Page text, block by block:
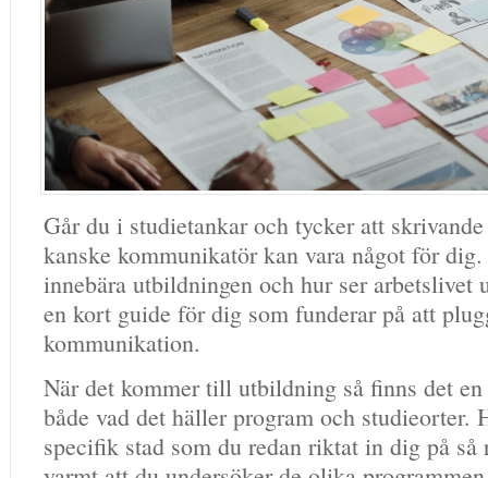
Går du i studietankar och tycker att
kanske kommunikatör kan vara något för
innebära utbildningen och hur ser arbetslivet
en kort guide för dig som funderar på att
kommunikation.
När det kommer till utbildning så finns det
både vad det häller program och studieorter.
specifik stad som du redan riktat in dig på så